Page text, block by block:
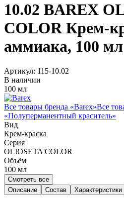
10.02 BAREX
COLOR Крем-
аммиака, 100 мл
Артикул: 115-10.02
В наличии
100 мл
Все товары бренда «Barex»Все
«Полуперманентный краситель»
Вид
Крем-краска
Серия
OLIOSETA COLOR
Объём
100 мл
Смотреть все
Описание
Состав Характеристики